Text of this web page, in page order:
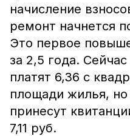
начисление
ремонт начнется
Это первое
за 2,5 года.
платят 6,36 с
площади жилья,
принесут
7,11 руб.